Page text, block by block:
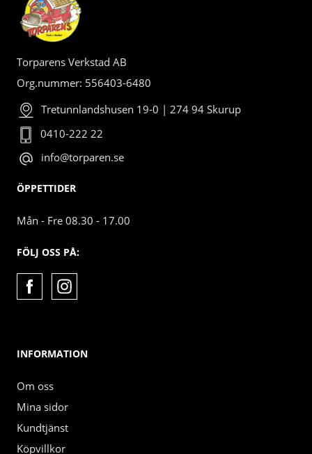
Torparens Verkstad AB
Org.nummer: 556403-6480
Tretunnlandshusen 19-0 | 274 94 Skurup
0410-222 22
info@torparen.se
ÖPPETTIDER
Mån - Fre 08.30 - 17.00
FÖLJ OSS PÅ:
INFORMATION
Om oss
Mina sidor
Kundtjänst
Köpvillkor